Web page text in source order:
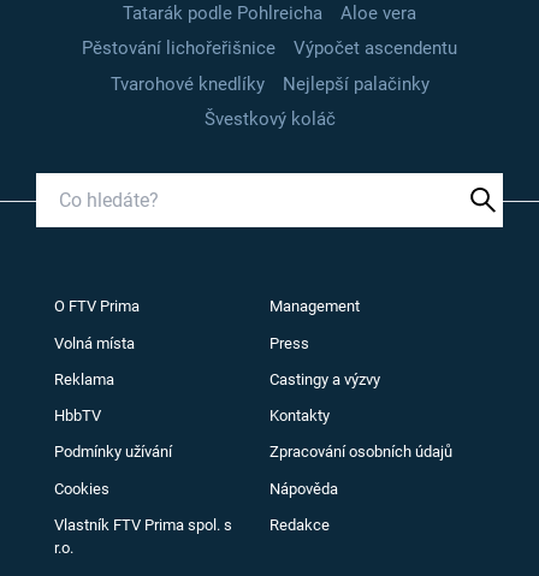
Tatarák podle Pohlreicha
Aloe vera
Pěstování lichořeřišnice
Výpočet ascendentu
Tvarohové knedlíky
Nejlepší palačinky
Švestkový koláč
O FTV Prima Management
Volná místa Press
Reklama Castingy a výzvy
HbbTV Kontakty
Podmínky užívání Zpracování osobních údajů
Cookies Nápověda
Vlastník FTV Prima spol. s
r.o.
Redakce